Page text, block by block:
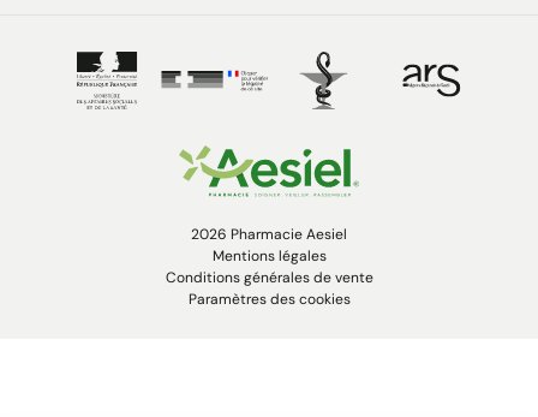
2026 Pharmacie Aesiel
Mentions légales
Conditions générales de vente
Paramètres des cookies